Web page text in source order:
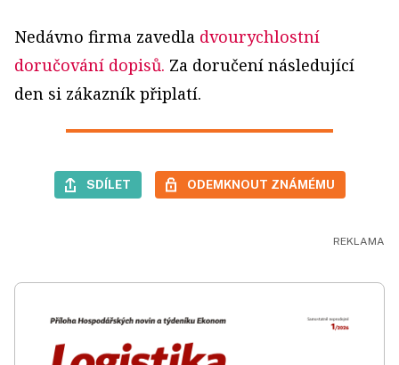
Nedávno firma zavedla dvourychlostní
doručování dopisů. Za doručení následující
den si zákazník připlatí.
SDÍLET ODEMKNOUT ZNÁMÉMU